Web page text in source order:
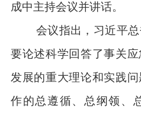
成中主持会议并讲话。
会议指出，习近平
要论述科学回答了事关
发展的重大理论和实践
作的总遵循、总纲领、